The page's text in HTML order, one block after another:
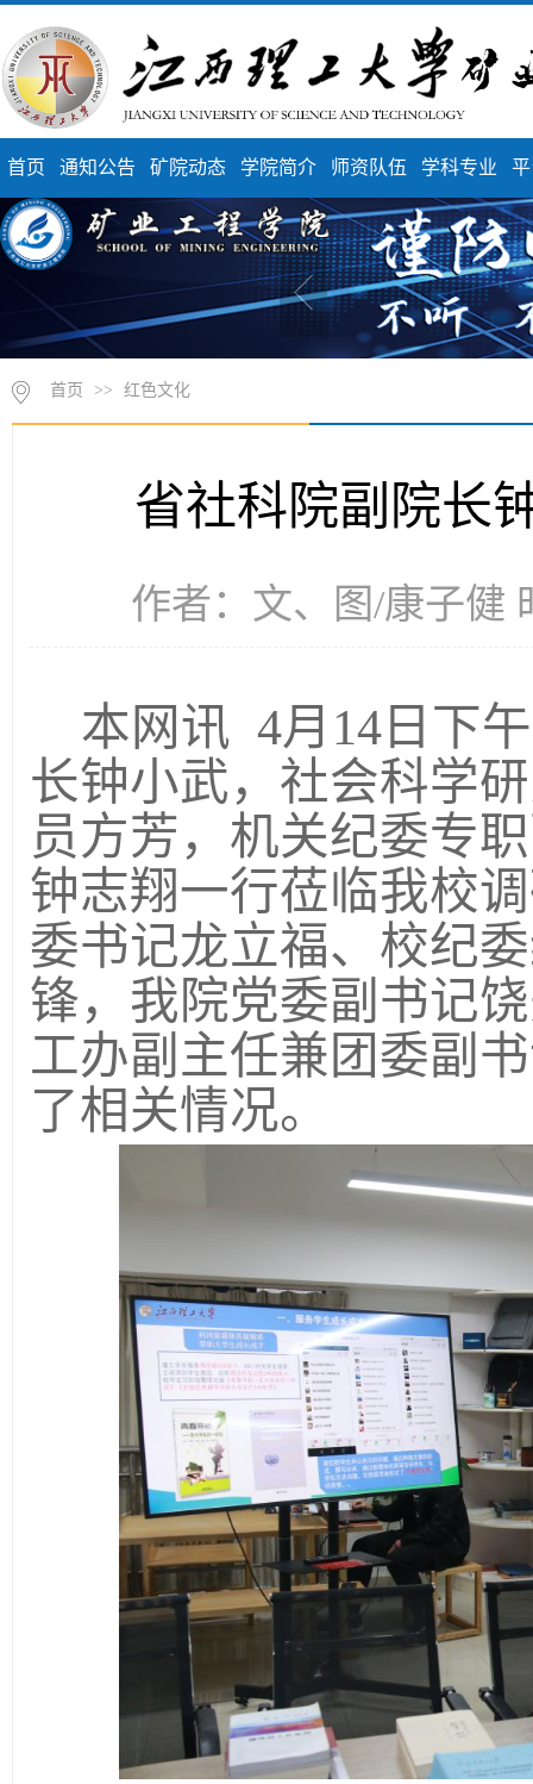
首页 通知公告 矿院动态 学院简介 师资队伍 学科专业
首页 >> 红色文化
省社科院副院长
作者：文、图/康子健
本网讯 4月 14 日下
长钟小武，社会科学
员方芳，机关纪委专
钟志翔一行莅临我校
委书记龙立福、校纪
锋，我院党委副书记
工办副主任兼团委副
了相关情况。